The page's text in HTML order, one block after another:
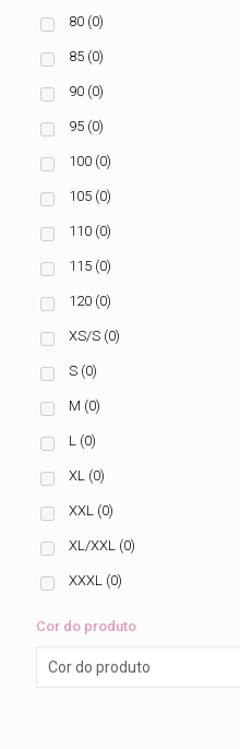
80 (0)
85 (0)
90 (0)
95 (0)
100 (0)
105 (0)
110 (0)
115 (0)
120 (0)
XS/S (0)
S (0)
M (0)
L (0)
XL (0)
XXL (0)
XL/XXL (0)
XXXL (0)
Cor do produto